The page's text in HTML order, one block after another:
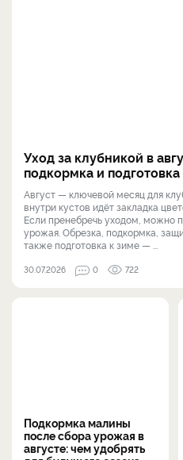
Уход за клубникой в
подкормка и
Август — ключевой месяц для
внутри кустов идёт закладка
Если пренебречь уходом, можно
урожая. Обрезка, подкормка,
также подготовка к зиме — ...
30.07.2026 0 722
Подкормка малины
после сбора урожая в
августе: чем удобрять